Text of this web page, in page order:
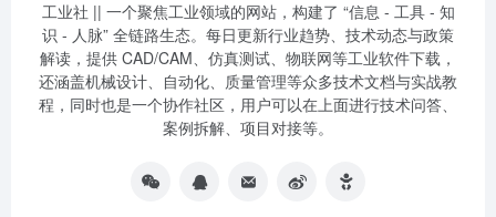
工业社 || 一个聚焦工业领域的网站，构建了 “信息 - 工具 - 知
识 - 人脉” 全链路生态。每日更新行业趋势、技术动态与政策
解读，提供 CAD/CAM、仿真测试、物联网等工业软件下载，
还涵盖机械设计、自动化、质量管理等众多技术文档与实战教
程，同时也是一个协作社区，用户可以在上面进行技术问答、
案例拆解、项目对接等。